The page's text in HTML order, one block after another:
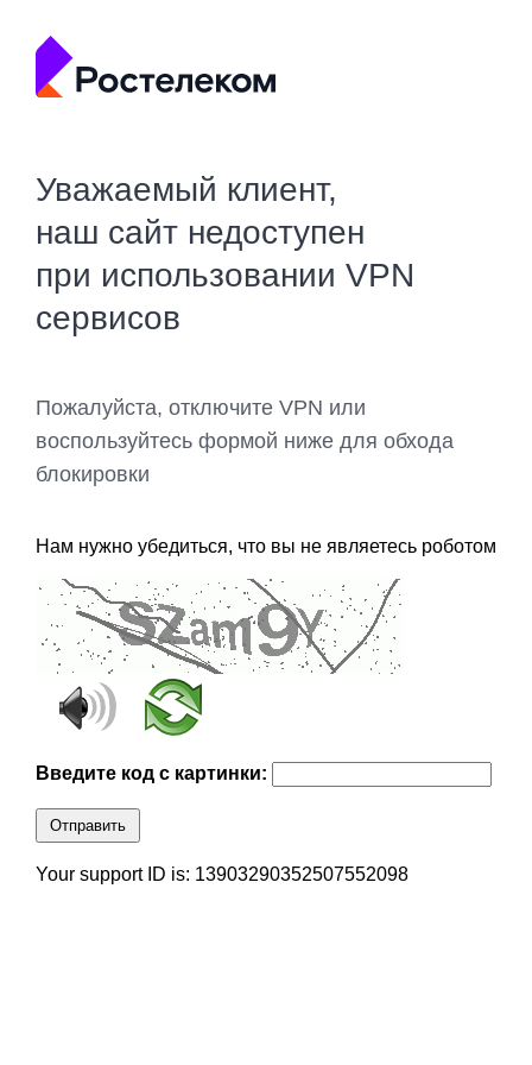
Уважаемый клиент,
наш сайт недоступен
при использовании VPN
сервисов
Пожалуйста, отключите VPN или
воспользуйтесь формой ниже для обхода
блокировки
Нам нужно убедиться, что вы не являетесь роботом
Введите код с картинки:
Отправить
Your support ID is: 13903290352507552098